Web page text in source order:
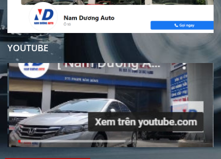
YOUTUBE